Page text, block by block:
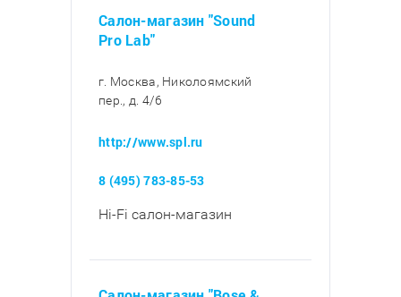
Салон-магазин "Sound
Pro Lab"
г. Москва, Николоямский
пер., д. 4/6
http://www.spl.ru
8 (495) 783-85-53
Hi-Fi салон-магазин